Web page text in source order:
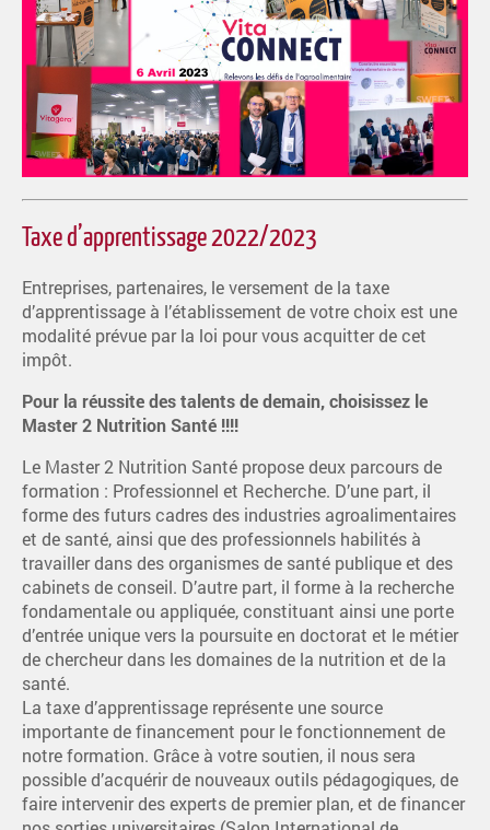
Taxe d’apprentissage 2022/2023
Entreprises, partenaires, le versement de la taxe
d’apprentissage à l’établissement de votre choix est une
modalité prévue par la loi pour vous acquitter de cet
impôt.
Pour la réussite des talents de demain, choisissez le
Master 2 Nutrition Santé !!!!
Le Master 2 Nutrition Santé propose deux parcours de
formation : Professionnel et Recherche. D’une part, il
forme des futurs cadres des industries agroalimentaires
et de santé, ainsi que des professionnels habilités à
travailler dans des organismes de santé publique et des
cabinets de conseil. D’autre part, il forme à la recherche
fondamentale ou appliquée, constituant ainsi une porte
d’entrée unique vers la poursuite en doctorat et le métier
de chercheur dans les domaines de la nutrition et de la
santé.
La taxe d’apprentissage représente une source
importante de financement pour le fonctionnement de
notre formation. Grâce à votre soutien, il nous sera
possible d’acquérir de nouveaux outils pédagogiques, de
faire intervenir des experts de premier plan, et de financer